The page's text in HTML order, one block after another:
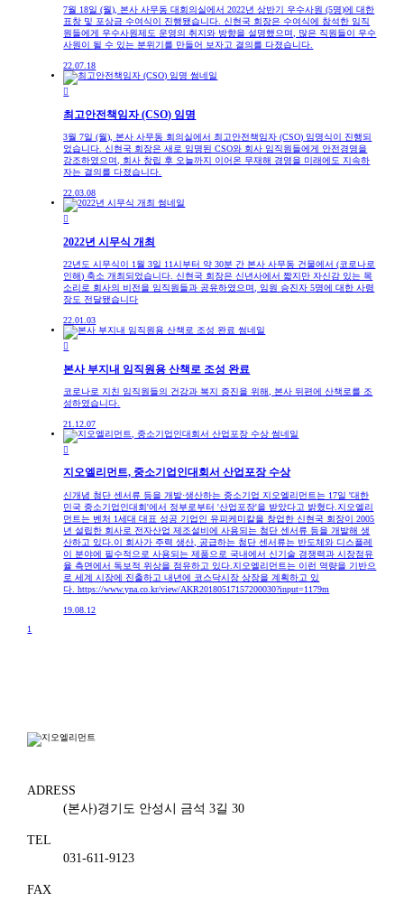
7월 18일 (월), 본사 사무동 대회의실에서 2022년 상반기 우수사원 (5명)에 대한
표창 및 포상금 수여식이 진행됐습니다. 신현국 회장은 수여식에 참석한 임직
원들에게 우수사원제도 운영의 취지와 방향을 설명했으며, 많은 직원들이 우수
사원이 될 수 있는 분위기를 만들어 보자고 결의를 다졌습니다.
22.07.18

최고안전책임자 (CSO) 임명
3월 7일 (월), 본사 사무동 회의실에서 최고안전책임자 (CSO) 임명식이 진행되
었습니다. 신현국 회장은 새로 임명된 CSO와 회사 임직원들에게 안전경영을
강조하였으며, 회사 창립 후 오늘까지 이어온 무재해 경영을 미래에도 지속하
자는 결의를 다졌습니다.
22.03.08

2022년 시무식 개최
22년도 시무식이 1월 3일 11시부터 약 30분 간 본사 사무동 건물에서 (코로나로
인해) 축소 개최되었습니다. 신현국 회장은 신년사에서 짧지만 자신감 있는 목
소리로 회사의 비전을 임직원들과 공유하였으며, 임원 승진자 5명에 대한 사령
장도 전달됐습니다
22.01.03

본사 부지내 임직원용 산책로 조성 완료
코로나로 지친 임직원들의 건강과 복지 증진을 위해, 본사 뒤편에 산책로를 조
성하였습니다.
21.12.07

지오엘리먼트, 중소기업인대회서 산업포장 수상
신개념 첨단 센서류 등을 개발·생산하는 중소기업 지오엘리먼트는 17일 '대한
민국 중소기업인대회'에서 정부로부터 '산업포장'을 받았다고 밝혔다.지오엘리
먼트는 벤처 1세대 대표 성공 기업인 유피케미칼을 창업한 신현국 회장이 2005
년 설립한 회사로 전자산업 제조설비에 사용되는 첨단 센서류 등을 개발해 생
산하고 있다.이 회사가 주력 생산, 공급하는 첨단 센서류는 반도체와 디스플레
이 분야에 필수적으로 사용되는 제품으로 국내에서 신기술 경쟁력과 시장점유
율 측면에서 독보적 위상을 점유하고 있다.지오엘리먼트는 이런 역량을 기반으
로 세계 시장에 진출하고 내년에 코스닥시장 상장을 계획하고 있
다. https://www.yna.co.kr/view/AKR20180517157200030?input=1179m
19.08.12
1
ADRESS
(본사)경기도 안성시 금석 3길 30
TEL
031-611-9123
FAX